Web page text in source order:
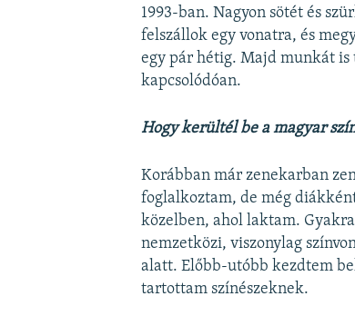
1993-ban. Nagyon sötét és
felszállok egy vonatra, és
egy pár hétig. Majd munkát
kapcsolódóan.
Hogy kerültél be a magyar
Korábban már zenekarban
foglalkoztam, de még
közelben, ahol laktam.
nemzetközi, viszonylag
alatt. Előbb-utóbb kezdtem
tartottam színészeknek.